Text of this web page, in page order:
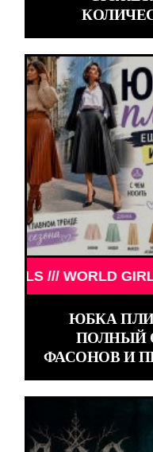
/// WORLD GIRLS ///
ЮБКА
ПОЛНЫЙ
ФАСОНОВ И